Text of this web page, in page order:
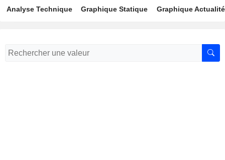
Analyse Technique Graphique Statique Graphique